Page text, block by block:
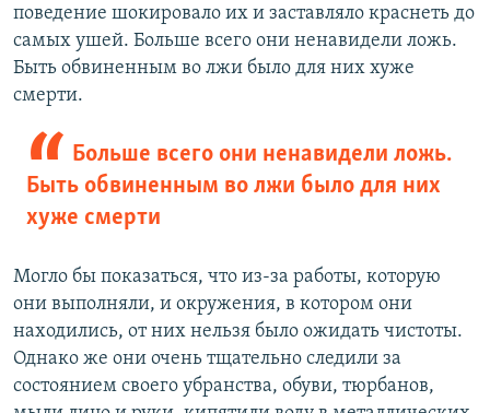
поведение шокировало их и заставляло краснеть до
самых ушей. Больше всего они ненавидели ложь.
Быть обвиненным во лжи было для них хуже
смерти.
Больше всего они ненавидели ложь.
Быть обвиненным во лжи было для них
хуже смерти
Могло бы показаться, что из-за работы, которую
они выполняли, и окружения, в котором они
находились, от них нельзя было ожидать чистоты.
Однако же они очень тщательно следили за
состоянием своего убранства, обуви, тюрбанов,